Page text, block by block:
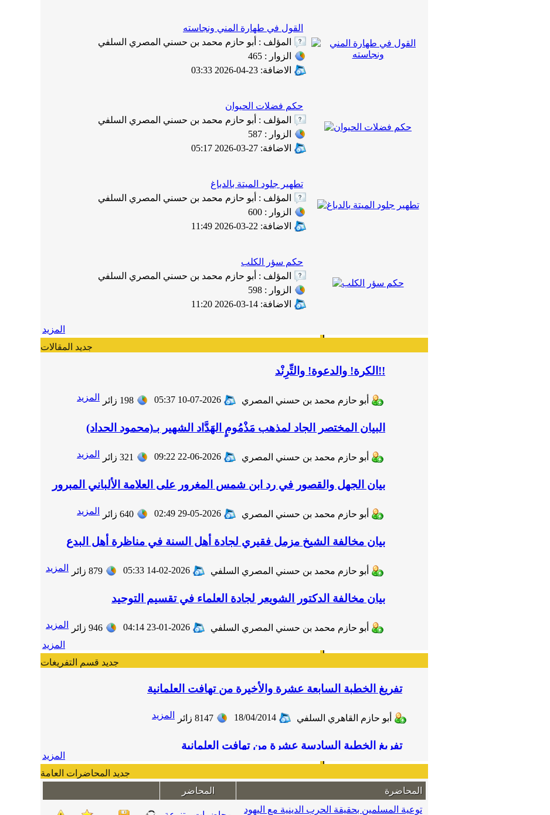
القول في طهارة المني ونجاسته
المؤلف : أبو حازم محمد بن حسني المصري السلفي
الزوار : 465
الاضافة: 23-04-2026 03:33
حكم فضلات الحيوان
المؤلف : أبو حازم محمد بن حسني المصري السلفي
الزوار : 587
الاضافة: 27-03-2026 05:17
تطهير جلود الميتة بالدباغ
المؤلف : أبو حازم محمد بن حسني المصري السلفي
الزوار : 600
الاضافة: 22-03-2026 11:49
حكم سؤر الكلب
المؤلف : أبو حازم محمد بن حسني المصري السلفي
الزوار : 598
الاضافة: 14-03-2026 11:20
المزيد
جديد المقالات
الكرة! والدعوة! والتِّرِنْد!!
المزيد أبو حازم محمد بن حسني المصري 10-07-2026 05:37
198 زائر
البيان المختصر الجاد لمذهب مَذْمُومٍ الهَدَّاد الشهير بـ(محمود الحداد)
المزيد أبو حازم محمد بن حسني المصري 22-06-2026 09:22
321 زائر
بيان الجهل والقصور في رد ابن شمس المغرور على العلامة الألباني المبرور
المزيد أبو حازم محمد بن حسني المصري 29-05-2026 02:49
640 زائر
بيان مخالفة الشيخ مزمل فقيري لجادة أهل السنة في مناظرة أهل البدع
المزيد أبو حازم محمد بن حسني المصري السلفي 14-02-2026 05:33
879 زائر
بيان مخالفة الدكتور الشويعر لجادة العلماء في تقسيم التوحيد
المزيد أبو حازم محمد بن حسني المصري السلفي 23-01-2026 04:14
946 زائر
المزيد
جديد قسم التفريغات
أبو حازم القاهري السلفي 7615 زائر
تفريغ الخطبة الخامسة عشرة من تهافت العلمانية
المزيد
جديد المحاضرات العامة
المحاضرة
المحاضر
توعية المسلمين بحقيقة الحرب الدينية مع اليهود
والنصارى
محاضرات متنوعة